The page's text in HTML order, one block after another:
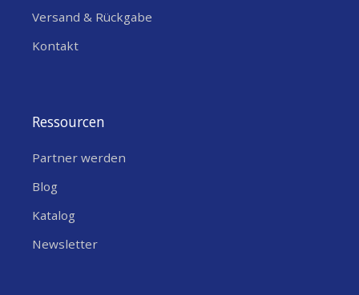
Versand & Rückgabe
Kontakt
Ressourcen
Partner werden
Blog
Katalog
Newsletter